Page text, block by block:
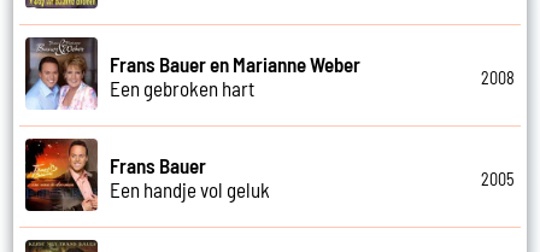
Frans Bauer en Marianne Weber
Een gebroken hart
2008
Frans Bauer
Een handje vol geluk
2005